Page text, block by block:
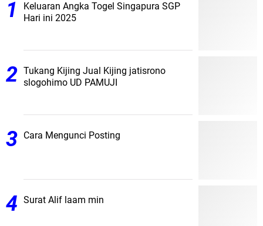
Keluaran Angka Togel Singapura SGP
Hari ini 2025
Tukang Kijing Jual Kijing jatisrono
slogohimo UD PAMUJI
Cara Mengunci Posting
Surat Alif laam min